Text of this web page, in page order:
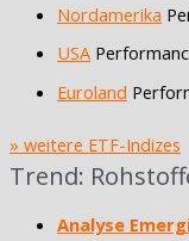
Nordamerika
USA
Euroland
» weitere ETF-Indizes
Trend:
Analyse